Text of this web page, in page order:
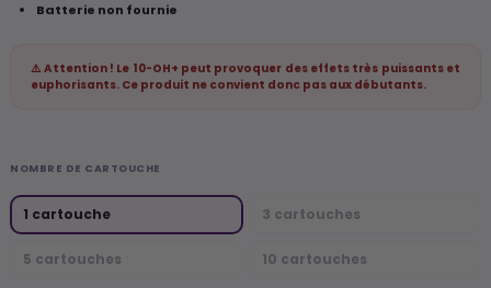
Batterie non fournie
⚠️ Attention ! Le 10-OH+ peut provoquer des effets très puissants et
euphorisants. Ce produit ne convient donc pas aux débutants.
NOMBRE DE CARTOUCHE
1 cartouche 3 cartouches
5 cartouches 10 cartouches